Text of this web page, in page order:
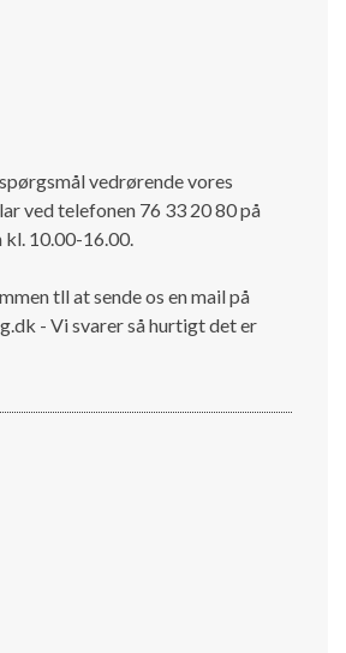
vedrørende vores
ved telefonen 76 33 20 80 på
kl. 10.00-16.00.
tll at sende os en mail på
- Vi svarer så hurtigt det er